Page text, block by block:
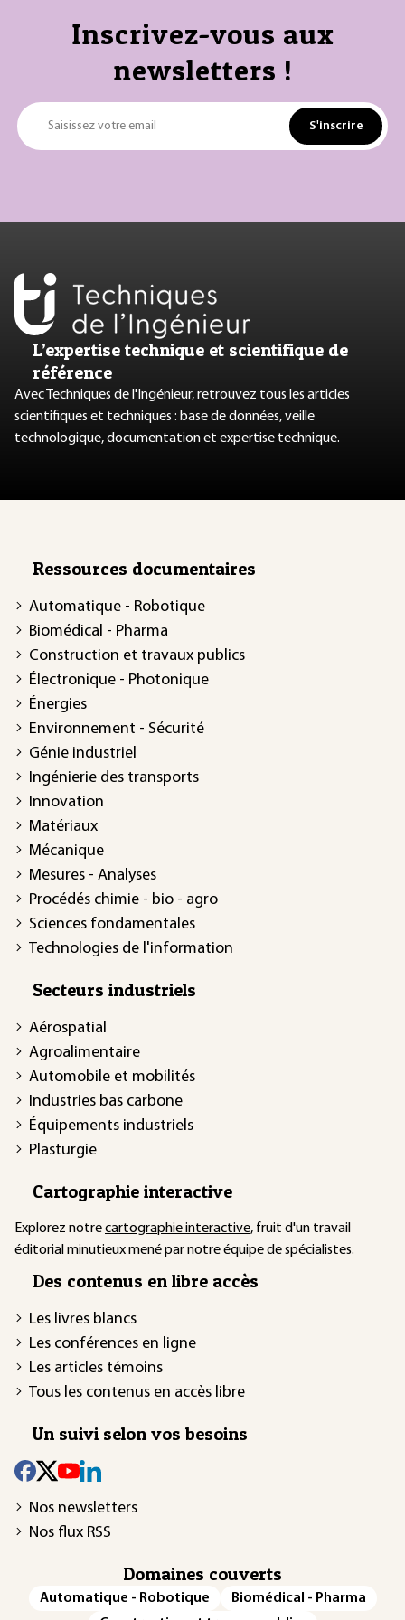
Inscrivez-vous aux
newsletters !
Saisissez votre email S'inscrire
L’expertise technique et scientifique de
référence
Avec Techniques de l'Ingénieur, retrouvez tous les articles
scientifiques et techniques : base de données, veille
technologique, documentation et expertise technique.
Ressources documentaires
Automatique - Robotique
Biomédical - Pharma
Construction et travaux publics
Électronique - Photonique
Énergies
Environnement - Sécurité
Génie industriel
Ingénierie des transports
Innovation
Matériaux
Mécanique
Mesures - Analyses
Procédés chimie - bio - agro
Sciences fondamentales
Technologies de l'information
Secteurs industriels
Aérospatial
Agroalimentaire
Automobile et mobilités
Industries bas carbone
Équipements industriels
Plasturgie
Cartographie interactive
Explorez notrecartographie interactive, fruit d'un travail
éditorial minutieux mené par notre équipe de spécialistes.
Des contenus en libre accès
Les livres blancs
Les conférences en ligne
Les articles témoins
Tous les contenus en accès libre
Un suivi selon vos besoins
Nos newsletters
Nos flux RSS
Domaines couverts
Automatique - Robotique
Biomédical - Pharma